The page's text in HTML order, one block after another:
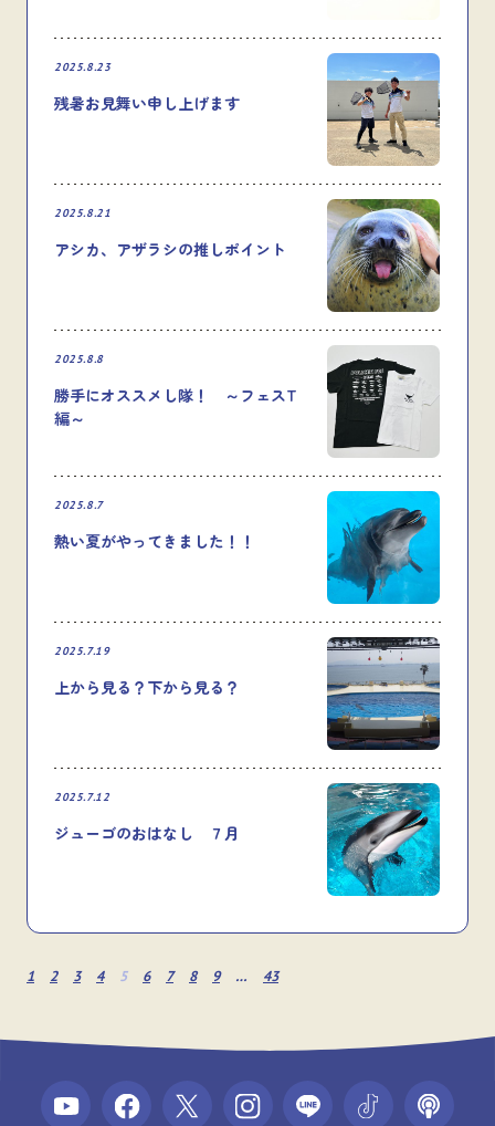
2025.8.23
残暑お見舞い申し上げます
2025.8.21
アシカ、アザラシの推しポイント
2025.8.8
勝手にオススメし隊！ ～フェスT
編～
2025.8.7
熱い夏がやってきました！！
2025.7.19
上から見る？下から見る？
2025.7.12
ジューゴのおはなし ７月
1 2 3 4 5 6 7 8 9 … 43